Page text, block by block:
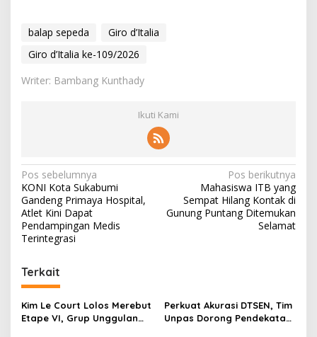
balap sepeda
Giro d’Italia
Giro d’Italia ke-109/2026
Writer: Bambang Kunthady
Ikuti Kami
N
a
v
i
a
s
i
Pos sebelumnya
KONI Kota Sukabumi
Gandeng Primaya Hospital,
Atlet Kini Dapat
Pendampingan Medis
Terintegrasi
Pos berikutnya
Mahasiswa ITB yang
Sempat Hilang Kontak di
Gunung Puntang Ditemukan
Selamat
Terkait
Kim Le Court Lolos Merebut
Etape VI, Grup Unggulan
Perkuat Akurasi DTSEN, Tim
Unpas Dorong Pendekatan